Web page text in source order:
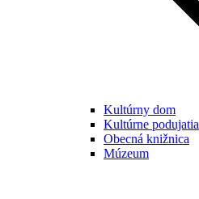
Kultúrny dom
Kultúrne podujatia
Obecná knižnica
Múzeum